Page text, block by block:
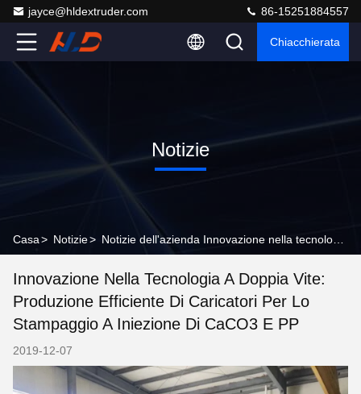
jayce@hldextruder.com 86-15251884557
Chiacchierata
Notizie
Casa> Notizie>
Innovazione Nella Tecnologia A Doppia Vite:
Produzione Efficiente Di Caricatori Per Lo
Stampaggio A Iniezione Di CaCO3 E PP
2019-12-07